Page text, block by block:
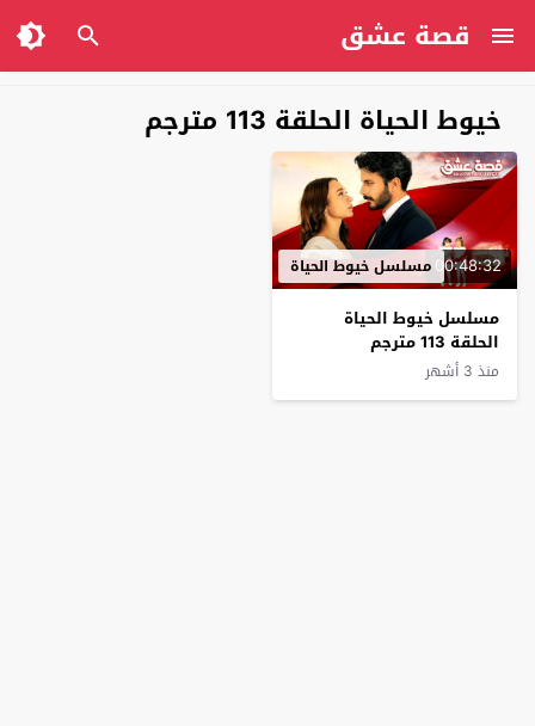
قصة عشق
خيوط الحياة الحلقة 113 مترجم
00:48:32مسلسل خيوط الحياة
مسلسل خيوط الحياة
الحلقة 113 مترجم
منذ 3 أشهر